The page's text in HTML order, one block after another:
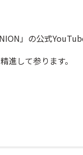
」の公式
進して参ります。